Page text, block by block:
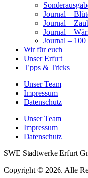
Journal –
Journal –
Journal –
Journal – 100
Wir für euch
Unser Erfurt
Tipps & Tricks
Unser Team
Impressum
Datenschutz
Unser Team
Impressum
Datenschutz
SWE Stadtwerke Erfurt
Copyright © 2026. Alle